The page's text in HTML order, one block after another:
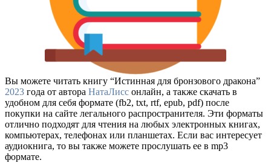
Вы можете читать книгу “Истинная для бронзового дракона”
2023 года от автора НатаЛисс онлайн, а также скачать в
удобном для себя формате (fb2, txt, rtf, epub, pdf) после
покупки на сайте легального распространителя. Эти форматы
отлично подходят для чтения на любых электронных книгах,
компьютерах, телефонах или планшетах. Если вас интересует
аудиокнига, то вы также можете прослушать ее в mp3
формате.